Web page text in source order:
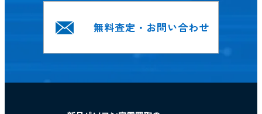
無料査定・お問い合わせ